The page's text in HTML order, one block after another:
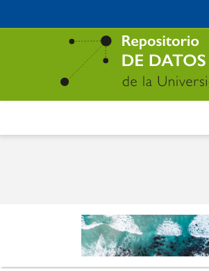
contenido